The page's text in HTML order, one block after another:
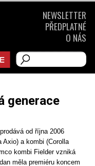
generace
od října 2006
Axio) a kombi (Corolla
kombi Fielder vzniká
měla premiéru koncem
NEWSLETTER
PŘEDPLATNÉ
O NÁS